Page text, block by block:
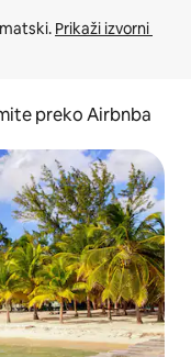
Prikaži izvorni
preko Airbnba